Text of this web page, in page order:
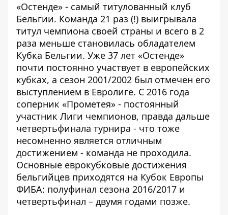
«Остенде» - самый титулованный клуб
Бельгии. Команда 21 раз (!) выигрывала
титул чемпиона своей страны и всего в 2
раза меньше становилась обладателем
Кубка Бельгии. Уже 37 лет «Остенде»
почти постоянно участвует в европейских
кубках, а сезон 2001/2002 был отмечен его
выступлением в Евролиге. С 2016 года
соперник «Прометея» - постоянный
участник Лиги чемпионов, правда дальше
четвертьфинала турнира - что тоже
несомненно является отличным
достижением - команда не проходила.
Основные еврокубковые достижения
бельгийцев приходятся на Кубок Европы
ФИБА: полуфинал сезона 2016/2017 и
четвертьфинал – двумя годами позже.